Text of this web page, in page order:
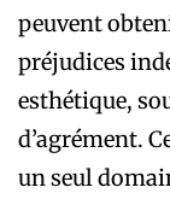
peuvent
préjudices
esthétique,
d’agrément.
un seul